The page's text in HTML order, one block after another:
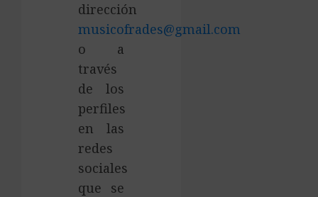
dirección
musicofrades@gmail.com
o a
través
de los
perfiles
en las
redes
sociales
que se